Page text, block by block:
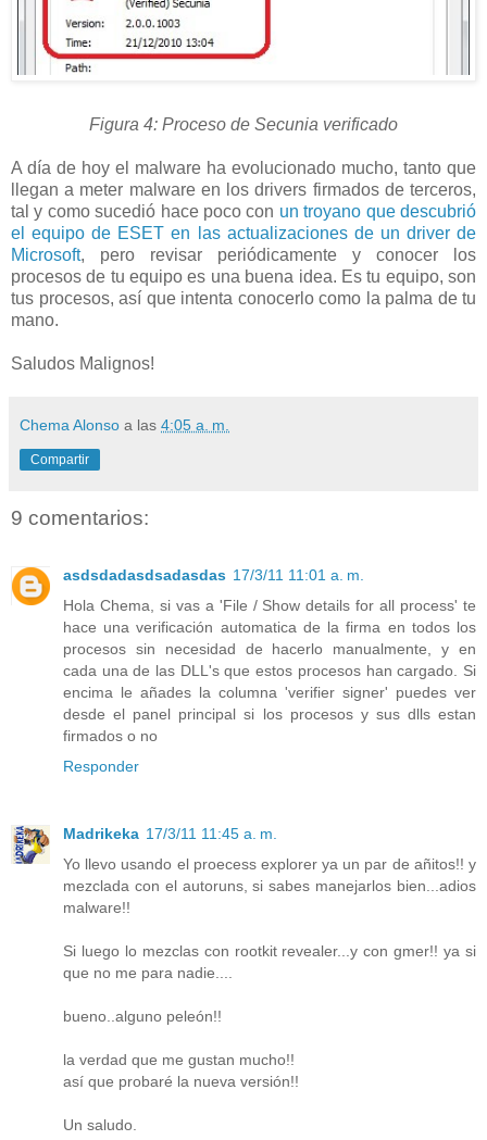
Figura 4: Proceso de Secunia verificado
A día de hoy el malware ha evolucionado mucho, tanto que
llegan a meter malware en los drivers firmados de terceros,
tal y como sucedió hace poco con un troyano que descubrió
el equipo de ESET en las actualizaciones de un driver de
Microsoft, pero revisar periódicamente y conocer los
procesos de tu equipo es una buena idea. Es tu equipo, son
tus procesos, así que intenta conocerlo como la palma de tu
mano.
Saludos Malignos!
Chema Alonso a las 4:05 a. m.
Compartir
9 comentarios:
asdsdadasdsadasdas 17/3/11 11:01 a. m.
Hola Chema, si vas a 'File / Show details for all process' te
hace una verificación automatica de la firma en todos los
procesos sin necesidad de hacerlo manualmente, y en
cada una de las DLL's que estos procesos han cargado. Si
encima le añades la columna 'verifier signer' puedes ver
desde el panel principal si los procesos y sus dlls estan
firmados o no
Responder
Madrikeka 17/3/11 11:45 a. m.
Yo llevo usando el proecess explorer ya un par de añitos!! y
mezclada con el autoruns, si sabes manejarlos bien...adios
malware!!
Si luego lo mezclas con rootkit revealer...y con gmer!! ya si
que no me para nadie....
bueno..alguno peleón!!
la verdad que me gustan mucho!!
así que probaré la nueva versión!!
Un saludo.